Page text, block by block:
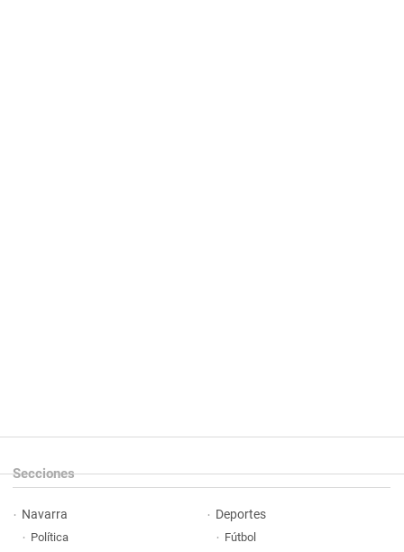
Secciones
Navarra
Política
Deportes
Fútbol